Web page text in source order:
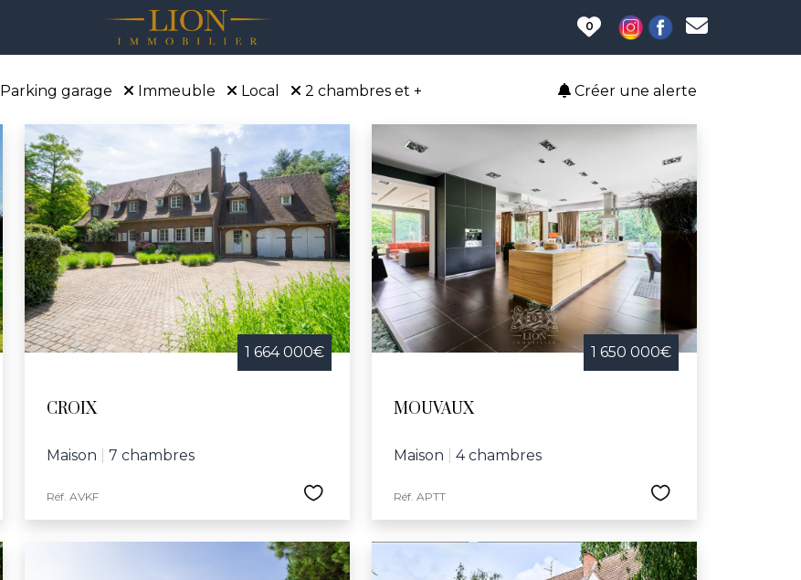
0
Créer une alerte
Parking garage Immeuble Local 2 chambres et +
1 664 000€
CROIX
Maison 7 chambres
Réf. AVKF
1 650 000€
MOUVAUX
Maison 4 chambres
Réf. APTT